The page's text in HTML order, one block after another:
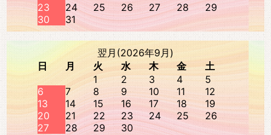
23
24 25 26 27 28
29
30
31
翌月(2026年9月)
日
月 火 水 木 金
土
1
2 3 4
5
6
7 8 9 10 11
12
13
14 15 16 17 18
19
20
21 22 23 24 25
26
27
28 29 30